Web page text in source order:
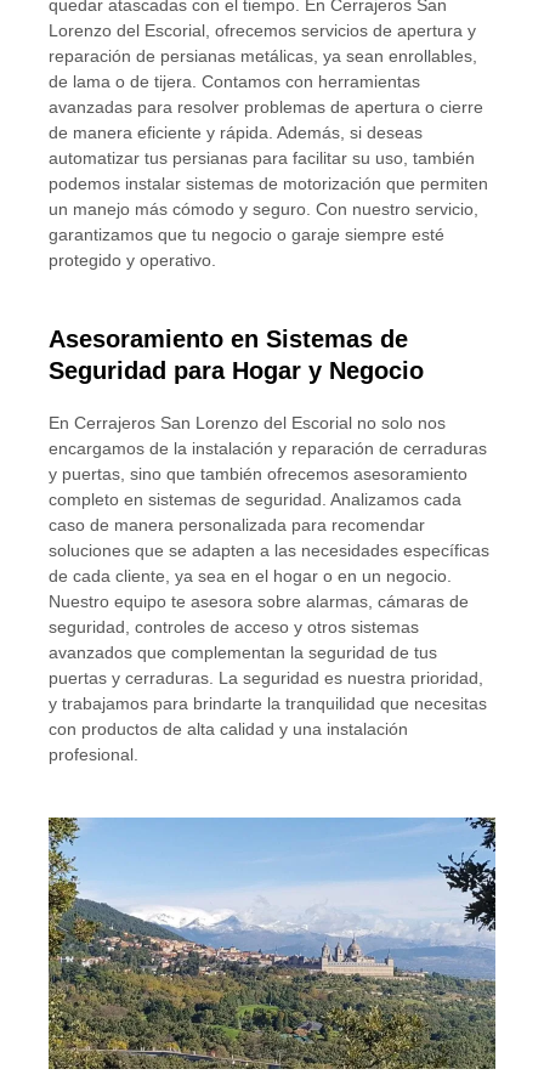
quedar atascadas con el tiempo. En Cerrajeros San
Lorenzo del Escorial, ofrecemos servicios de apertura y
reparación de persianas metálicas, ya sean enrollables,
de lama o de tijera. Contamos con herramientas
avanzadas para resolver problemas de apertura o cierre
de manera eficiente y rápida. Además, si deseas
automatizar tus persianas para facilitar su uso, también
podemos instalar sistemas de motorización que permiten
un manejo más cómodo y seguro. Con nuestro servicio,
garantizamos que tu negocio o garaje siempre esté
protegido y operativo.
Asesoramiento en Sistemas de
Seguridad para Hogar y Negocio
En Cerrajeros San Lorenzo del Escorial no solo nos
encargamos de la instalación y reparación de cerraduras
y puertas, sino que también ofrecemos asesoramiento
completo en sistemas de seguridad. Analizamos cada
caso de manera personalizada para recomendar
soluciones que se adapten a las necesidades específicas
de cada cliente, ya sea en el hogar o en un negocio.
Nuestro equipo te asesora sobre alarmas, cámaras de
seguridad, controles de acceso y otros sistemas
avanzados que complementan la seguridad de tus
puertas y cerraduras. La seguridad es nuestra prioridad,
y trabajamos para brindarte la tranquilidad que necesitas
con productos de alta calidad y una instalación
profesional.